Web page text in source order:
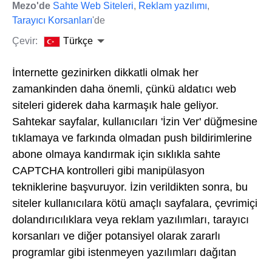
Mezo'de Sahte Web Siteleri, Reklam yazılımı,
Tarayıcı Korsanları'de
Çevir:
Türkçe
İnternette gezinirken dikkatli olmak her
zamankinden daha önemli, çünkü aldatıcı web
siteleri giderek daha karmaşık hale geliyor.
Sahtekar sayfalar, kullanıcıları 'İzin Ver' düğmesine
tıklamaya ve farkında olmadan push bildirimlerine
abone olmaya kandırmak için sıklıkla sahte
CAPTCHA kontrolleri gibi manipülasyon
tekniklerine başvuruyor. İzin verildikten sonra, bu
siteler kullanıcılara kötü amaçlı sayfalara, çevrimiçi
dolandırıcılıklara veya reklam yazılımları, tarayıcı
korsanları ve diğer potansiyel olarak zararlı
programlar gibi istenmeyen yazılımları dağıtan